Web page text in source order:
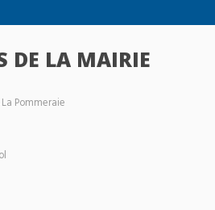
DE LA MAIRIE
Pommeraie